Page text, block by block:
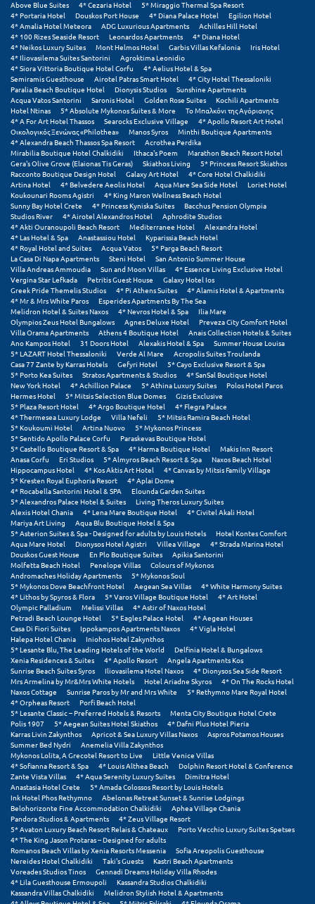
Μυτιλήνη
Ν
Νάξος
Νάουσα
Ναυπακτία
Ναύπλιο
Νέα Μάκρη
Νέα Στύρα Εύβοιας
Νέοι Πόροι Πιερίας
Ξ
Ξυλόκαστρο
Ο
Ορεινή Αρκαδία
Ορεινή Ναυπακτία
Π
Πάλαιρος
Παξοί
Παραλία Κατερίνης
Παραλία Λιτοχώρου
Παράλιο Άστρος
Πάργα
Παρνασσός
Πάρος
Πάτμος
Πάτρα
Παύλιανη
Πειραιάς
Πελοπόννησος
Πήλιο
Πιερία
Πλαταμώνας
Πλύτρα Λακωνίας
Above Blue Suites
4* Cezaria Hotel
5* Miraggio Thermal Spa Resort
4* Portaria Hotel
Douskos Port House 4* Diana Palace Hotel
Egilion Hotel
4* Amalia Hotel Meteora
ADG Luxurious Apartments
Achilles Hill Hotel
4* 100 Rizes Seaside Resort
Leonardos Apartments
4* Diana Hotel
4* Neikos Luxury Suites
Mont Helmos Hotel Garbis Villas Kefalonia
Iris Hotel
4* Iliovasilema Suites Santorini
Agroktima Leonidio
4* Siora Vittoria Boutique Hotel Corfu
4* Aelius Hotel & Spa
Semiramis Guesthouse
Airotel Patras Smart Hotel
4* City Hotel Thessaloniki
Paralia Beach Boutique Hotel
Dionysis Studios
Sunshine Apartments
Acqua Vatos Santorini
Saronis Hotel Golden Rose Suites
Kochili Apartments
Hotel Ntinas
5* Absolute Mykonos Suites & More
Το Μπαλκόνι της Αγόριανης
4* A For Art Hotel Thassos
Searocks Exclusive Village
4* Apollo Resort Art Hotel
Οικολογικός Ξενώνας «Philothea»
Manos Syros
Minthi Boutique Apartments
4* Alexandra Beach Thassos Spa Resort
Acrothea Perdika
Mirabilia Boutique Hotel Chalkidiki
Ithaca's Poem
Marathon Beach Resort Hotel
Gera's Olive Grove (Elaionas Tis Geras)
Skiathos Living
5* Princess Resort Skiathos
Racconto Boutique Design Hotel
Galaxy Art Hotel
4* Core Hotel Chalkidiki
Artina Hotel
4* Belvedere Aeolis Hotel Aqua Mare Sea Side Hotel
Loriet Hotel
Koukounari Rooms Agistri
4* King Maron Wellness Beach Hotel
Sunny Bay Hotel Crete
4* Princess Kyniska Suites
Bacchus Pension Olympia
Studios River
4* Airotel Alexandros Hotel
Aphrodite Studios
4* Akti Ouranoupoli Beach Resort
Mediterranee Hotel
Alexandra Hotel
4* Las Hotel & Spa
Anastassiou Hotel
Kyparissia Beach Hotel
4* Royal Hotel and Suites
Acqua Vatos
5* Parga Beach Resort
La Casa Di Napa Apartments
Steni Hotel
San Antonio Summer House
Villa Andreas Ammoudia
Sun and Moon Villas
4* Essence Living Exclusive Hotel
Vergina Star Lefkada
Petritis Guest House
Galaxy Hotel Ios
Greek Pride Themelis Studios
4* Pi Athens Suites
4* Alamis Hotel & Apartments
4* Mr & Mrs White Paros
Esperides Apartments By The Sea
Melidron Hotel & Suites Naxos
4* Nevros Hotel & Spa
Ilia Mare
Olympios Zeus Hotel Bungalows
Agnes Deluxe Hotel
Preveza City Comfort Hotel
Villa Orama Apartments
Athens 4 Boutique Hotel
Anais Collection Hotels & Suites
Ano Kampos Hotel
31 Doors Hotel Alexakis Hotel & Spa
Summer House Louisa
5* LAZART Hotel Thessaloniki
Verde Al Mare
Acropolis Suites Troulanda
Casa 77 Zante by Karras Hotels
Gefyri Hotel
5* Cayo Exclusive Resort & Spa
5* Porto Kea Suites
Stratos Apartments & Studios
4* SanSal Boutique Hotel
New York Hotel
4* Achillion Palace 5* Athina Luxury Suites
Polos Hotel Paros
Hermes Hotel
5* Mitsis Selection Blue Domes
Gizis Exclusive
5* Plaza Resort Hotel
4* Argo Boutique Hotel
4* Flegra Palace
4* Thermesea Luxury Lodge
Villa Nefeli
5* Mitsis Ramira Beach Hotel
5* Koukoumi Hotel
Artina Nuovo
5* Mykonos Princess
5* Sentido Apollo Palace Corfu
Paraskevas Boutique Hotel
5* Castello Boutique Resort & Spa
4* Harma Boutique Hotel
Makis Inn Resort
Anasa Corfu
Eri Studios 5* Almyros Beach Resort & Spa
Naxos Beach Hotel
Hippocampus Hotel
4* Kos Aktis Art Hotel
4* Canvas by Mitsis Family Village
5* Kresten Royal Euphoria Resort
4* Aplai Dome
4* Rocabella Santorini Hotel & SPA
Elounda Garden Suites
5* Alexandros Palace Hotel & Suites
Living Theros Luxury Suites
Alexis Hotel Chania
4* Lena Mare Boutique Hotel
4* Civitel Akali Hotel
Mariya Art Living
Aqua Blu Boutique Hotel & Spa
5* Asterion Suites & Spa - Designed for adults by Louis Hotels
Hotel Kontes Comfort
Aqua Mare Hotel
Dionysos Hotel Agistri Villea Village
4* Strada Marina Hotel
Douskos Guest House
En Plo Boutique Suites
Apikia Santorini
Molfetta Beach Hotel
Penelope Villas
Colours of Mykonos
Andromaches Holiday Apartments
5* Mykonos Soul
5* Mykonos Dove Beachfront Hotel
Aegean Sea Villas
4* White Harmony Suites
4* Lithos by Spyros & Flora
5* Varos Village Boutique Hotel
4* Art Hotel
Olympic Palladium
Melissi Villas
4* Astir of Naxos Hotel
Petradi Beach Lounge Hotel
5* Eagles Palace Hotel
4* Aegean Houses
Casa Di Fiori Suites
Ippokampos Apartments Naxos
4* Vigla Hotel
Halepa Hotel Chania
Iniohos Hotel Zakynthos
5* Lesante Blu, The Leading Hotels of the World
Delfinia Hotel & Bungalows
Xenia Residences & Suites
4* Apollo Resort
Angela Apartments Kos
Sunrise Beach Suites Syros
Iliovasilema Hotel Naxos
4* Dionysos Sea Side Resort
Mrs Armelina by Mr&Mrs White Hotels
Hotel Ariadne Skyros
4* On The Rocks Hotel
Naxos Cottage
Sunrise Paros by Mr and Mrs White
5* Rethymno Mare Royal Hotel
4* Orpheas Resort
Porfi Beach Hotel
5* Lesante Classic – Preferred Hotels & Resorts
Menta City Boutique Hotel Crete
Polis 1907
5* Aegean Suites Hotel Skiathos
4* Dafni Plus Hotel Pieria
Karras Livin Zakynthos
Apricot & Sea Luxury Villas Naxos
Aspros Potamos Houses
Summer Bed Nydri
Anemelia Villa Zakynthos
Mykonos Lolita, A Grecotel Resort to Live
Little Venice Villas
4* Sofianna Resort & Spa
4* Louis Althea Beach
Dolphin Resort Hotel & Conference
Zante Vista Villas
4* Aqua Serenity Luxury Suites
Dimitra Hotel
Anastasia Hotel Crete
5* Amada Colossos Resort by Louis Hotels
Ink Hotel Phos Rethymno
Abelonas Retreat Sunset & Sunrise Lodgings
Belohorizonte Fine Accommodation Chalkidiki
Aphea Village Chania
Pandora Studios & Apartments
4* Zeus Village Resort
5* Avaton Luxury Beach Resort Relais & Chateaux
Porto Vecchio Luxury Suites Spetses
4* The King Jason Protaras – Designed for adults
Romanos Beach Villas by Xenia Resorts Messenia
Sofia Areopolis Guesthouse
Nereides Hotel Chalkidiki
Taki's Guests
Kastri Beach Apartments
Voreades Studios Tinos
Gennadi Dreams Holiday Villa Rhodes
4* Lila Guesthouse Ermoupoli
Kassandra Studios Chalkidiki
Kassandra Villas Chalkidiki
Melidron Stylish Hotel & Apartments